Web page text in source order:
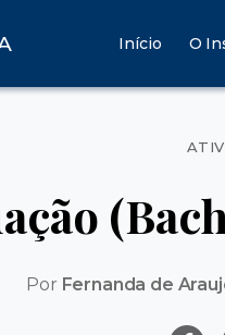
Início O
Por Fernanda de